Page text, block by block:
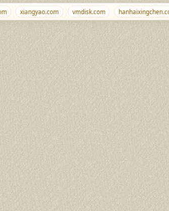
xiangyao.com vmdisk.com hanhaixingchen.com